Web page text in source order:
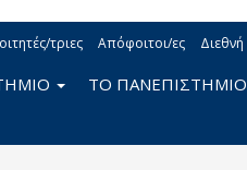
τριες Απόφοιτοι/ες Διεθνή
ΤΟ ΠΑΝΕΠΙΣΤΗΜΙΟ